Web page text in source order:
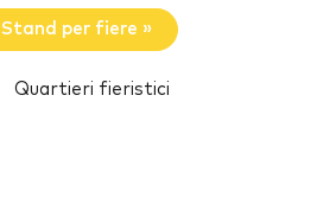
Stand per fiere »
Quartieri fieristici